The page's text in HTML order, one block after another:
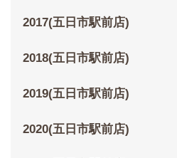
2017(五日市駅前店)
2018(五日市駅前店)
2019(五日市駅前店)
2020(五日市駅前店)